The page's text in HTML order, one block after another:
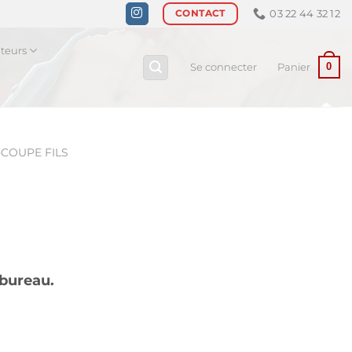
CONTACT 03 22 44 32 12
Se connecter
Panier 0
FILS